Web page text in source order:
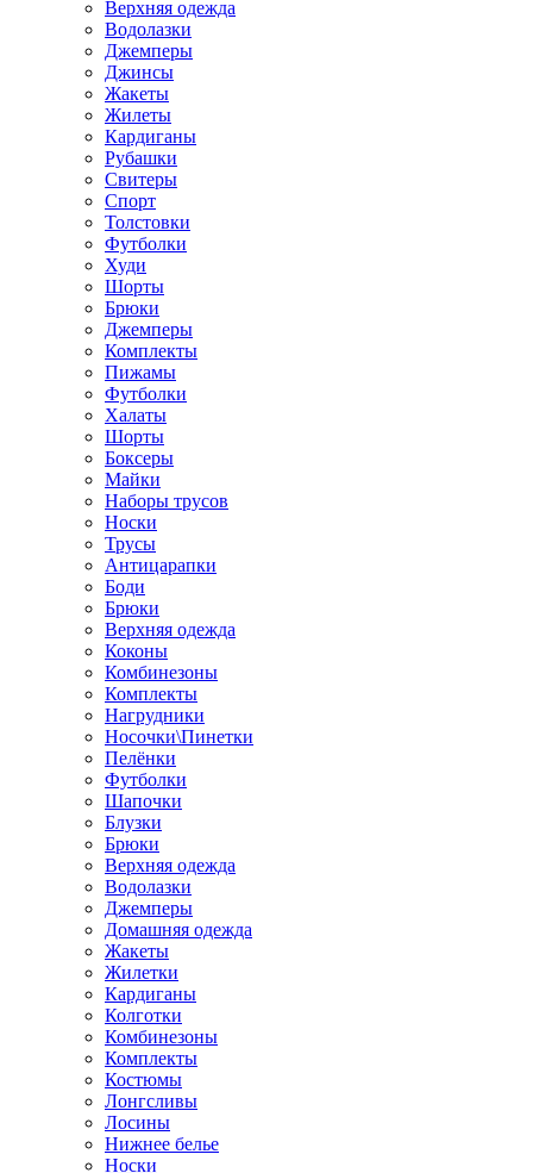
Верхняя одежда
Водолазки
Джемперы
Джинсы
Жакеты
Жилеты
Кардиганы
Рубашки
Свитеры
Спорт
Толстовки
Футболки
Худи
Шорты
Брюки
Джемперы
Комплекты
Пижамы
Футболки
Халаты
Шорты
Боксеры
Майки
Наборы трусов
Носки
Трусы
Антицарапки
Боди
Брюки
Верхняя одежда
Коконы
Комбинезоны
Комплекты
Нагрудники
Носочки\Пинетки
Пелёнки
Футболки
Шапочки
Блузки
Брюки
Верхняя одежда
Водолазки
Джемперы
Домашняя одежда
Жакеты
Жилетки
Кардиганы
Колготки
Комбинезоны
Комплекты
Костюмы
Лонгсливы
Лосины
Нижнее белье
Носки